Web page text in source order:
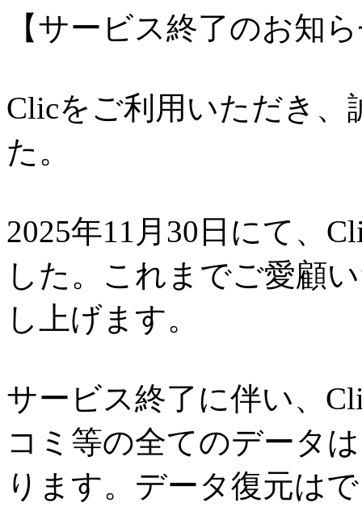
【サービス終了のお知
Clicをご利用いただき
た。
2025年11月30日にて、
した。これまでご愛顧
し上げます。
サービス終了に伴い、
コミ等の全てのデータ
ります。データ復元は